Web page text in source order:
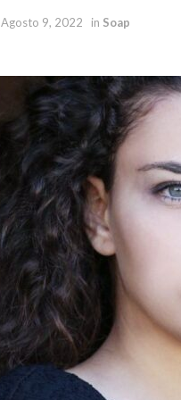
Agosto 9, 2022 in Soap